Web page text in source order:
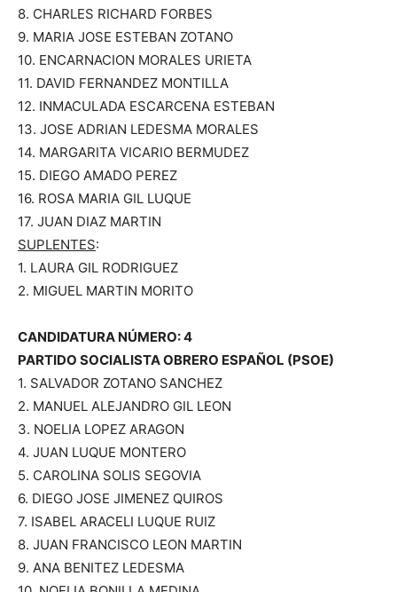
8. CHARLES RICHARD FORBES
9. MARIA JOSE ESTEBAN ZOTANO
10. ENCARNACION MORALES URIETA
11. DAVID FERNANDEZ MONTILLA
12. INMACULADA ESCARCENA ESTEBAN
13. JOSE ADRIAN LEDESMA MORALES
14. MARGARITA VICARIO BERMUDEZ
15. DIEGO AMADO PEREZ
16. ROSA MARIA GIL LUQUE
17. JUAN DIAZ MARTIN
SUPLENTES:
1. LAURA GIL RODRIGUEZ
2. MIGUEL MARTIN MORITO
CANDIDATURA NÚMERO: 4
PARTIDO SOCIALISTA OBRERO ESPAÑOL (PSOE)
1. SALVADOR ZOTANO SANCHEZ
2. MANUEL ALEJANDRO GIL LEON
3. NOELIA LOPEZ ARAGON
4. JUAN LUQUE MONTERO
5. CAROLINA SOLIS SEGOVIA
6. DIEGO JOSE JIMENEZ QUIROS
7. ISABEL ARACELI LUQUE RUIZ
8. JUAN FRANCISCO LEON MARTIN
9. ANA BENITEZ LEDESMA